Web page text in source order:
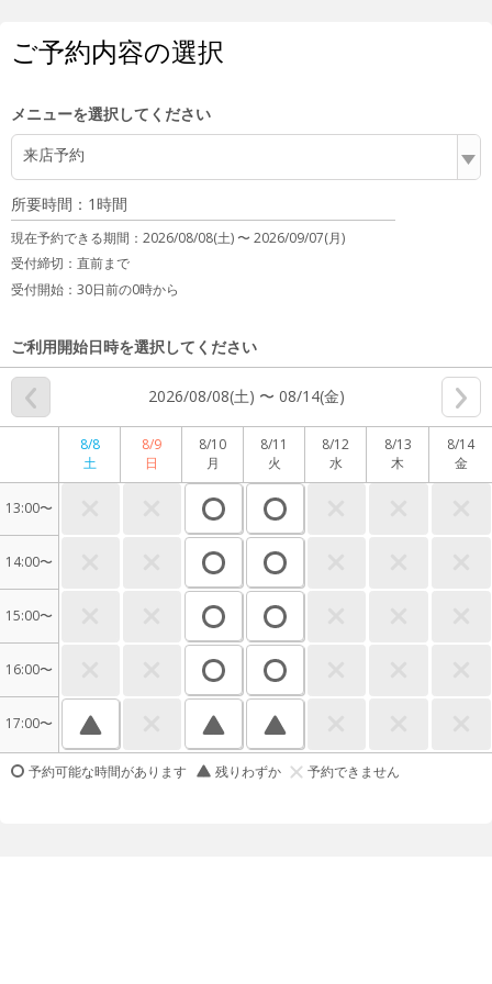
ご予約内容の選択
メニューを選択してください
来店予約
所要時間：1時間
現在予約できる期間： 2026/08/08(土) 〜2026/09/07(月)
受付締切： 直前まで
受付開始： 30日前の0時から
ご利用開始日時を選択してください
2026/08/08(土) 〜 08/14(金)
8/8
土
8/9
日
8/10
月
8/11
火
8/12
水
8/13
木
8/14
金
13:00〜
14:00〜
15:00〜
16:00〜
17:00〜
予約可能な時間があります 残りわずか 予約できません